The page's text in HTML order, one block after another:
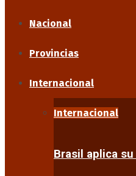
Nacional
Provincias
Internacional
Internacional
Brasil aplica